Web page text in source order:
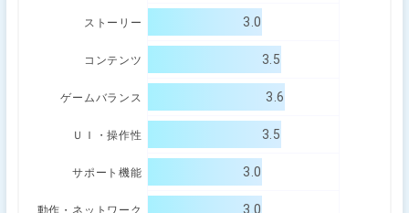
ストーリー 3.0
コンテンツ 3.5
ゲームバランス 3.6
ＵＩ・操作性 3.5
サポート機能 3.0
3.0